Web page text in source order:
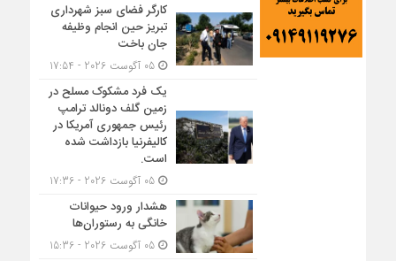
کارگر فضای سبز شهرداری
تبریز حین انجام وظیفه
جان باخت
05 آگوست 2026 - 17:54
یک فرد مشکوک مسلح در
زمین گلف دونالد ترامپ
رئیس جمهوری آمریکا در
کالیفرنیا بازداشت شده
است.
05 آگوست 2026 - 17:36
هشدار ورود حیوانات
خانگی به رستوران‌ها
05 آگوست 2026 - 15:36